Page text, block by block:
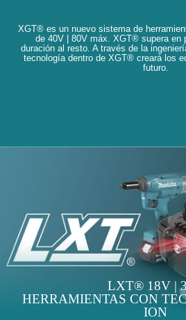
XGT® es un nuevo sistema de
de 40V | 80V máx. XGT® supera en
duración al resto. A través de la
tecnología dentro de XGT® creará los
futuro.
LXT® 18V |
HERRAMIENTAS CON
ION